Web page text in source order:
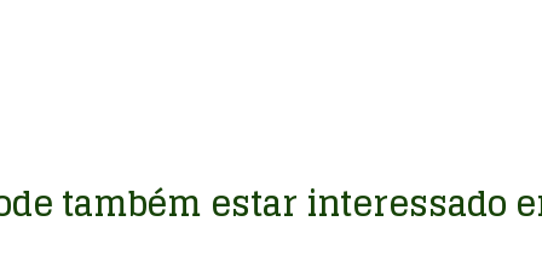
também estar interessado